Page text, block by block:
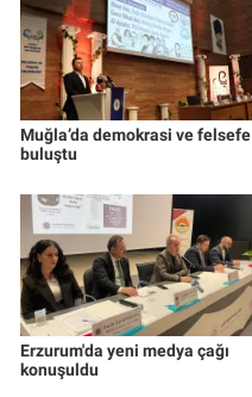
Muğla’da demokrasi ve felsefe
buluştu
Erzurum'da yeni medya çağı
konuşuldu